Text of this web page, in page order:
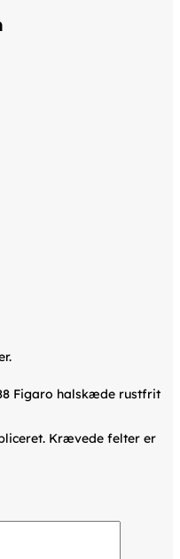
Figaro halskæde rustfrit
Krævede felter er